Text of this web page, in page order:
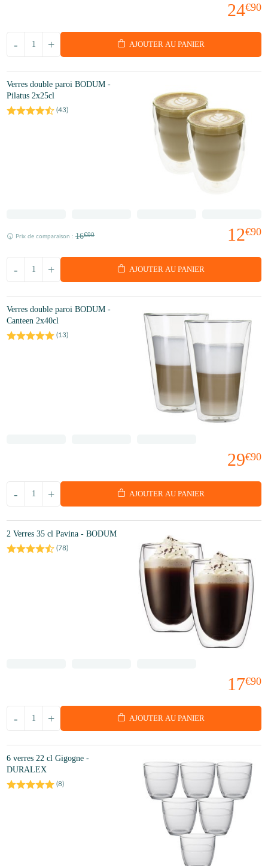
24€90
+
- AJOUTER AU PANIER
Verres double paroi BODUM -
Pilatus 2x25cl
(43)
12€90
Prix de comparaison : 16€90
+
- AJOUTER AU PANIER
Verres double paroi BODUM -
Canteen 2x40cl
(13)
29€90
+
- AJOUTER AU PANIER
2 Verres 35 cl Pavina - BODUM
(78)
17€90
+
- AJOUTER AU PANIER
6 verres 22 cl Gigogne -
DURALEX
(8)